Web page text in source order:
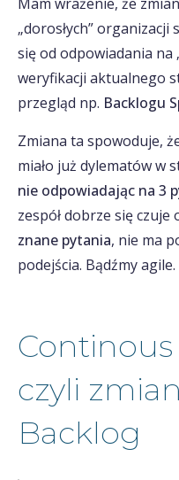
„dorosłych”
się od odpowiadania na
weryfikacji aktualnego
przegląd np. Backlogu
Zmiana ta spowoduje,
miało już dylematów w
nie odpowiadając na 3
zespół dobrze się czuje
znane pytania, nie ma
podejścia. Bądźmy agile.
czyli
Backlog